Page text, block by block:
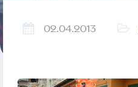
02.04.2013